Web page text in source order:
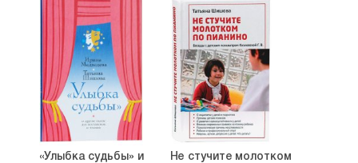
«Улыбка судьбы» и
Не стучите молотком